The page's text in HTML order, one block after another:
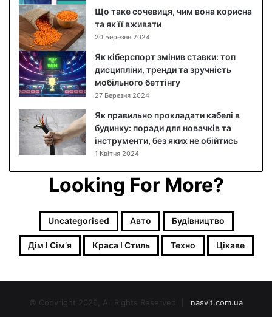
п
о
к
р
о
к
о
в
и
й
р
е
е
о
Що таке сочевиця, чим вона корисна
та як її вживати
20 Березня 2024
Як кіберспорт змінив ставки: топ
дисципліни, тренди та зручність
мобільного беттінгу
27 Березня 2024
Як правильно прокладати кабелі в
будинку: поради для новачків та
інструменти, без яких не обійтись
1 Квітня 2024
Looking For More?
Uncategorised Авто Будівництво
Дім І Сімʼя Краса І Стиль Техно Цікаве
© Copyright 2026, All Rights Reserved |
nasvit.com.ua